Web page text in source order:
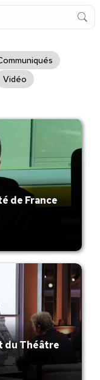
Vidéo
de France
du Théâtre